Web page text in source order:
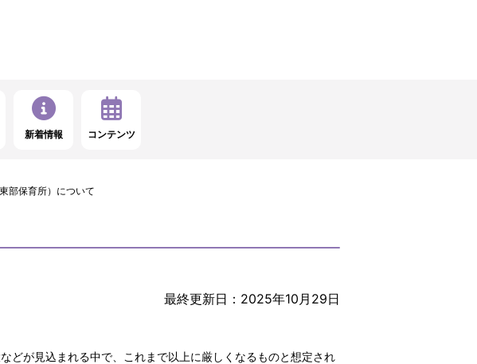
新着情報 コンテンツ
部保育所）について
最終更新日：2025年10月29日
どが見込まれる中で、これまで以上に厳しくなるものと想定され